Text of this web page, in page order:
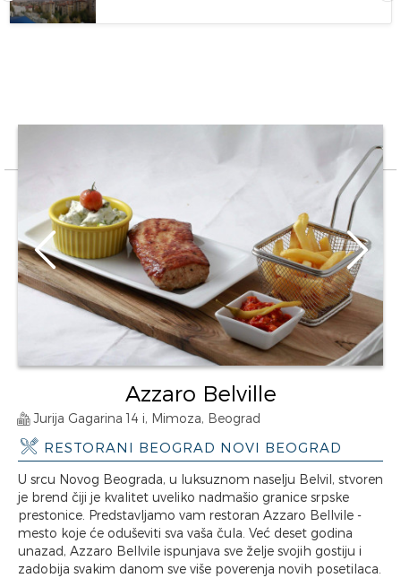
Azzaro Belville
Jurija Gagarina 14 i, Mimoza, Beograd
RESTORANI BEOGRAD NOVI BEOGRAD
U srcu Novog Beograda, u luksuznom naselju Belvil, stvoren
je brend čiji je kvalitet uveliko nadmašio granice srpske
prestonice. Predstavljamo vam restoran Azzaro Bellvile -
mesto koje će oduševiti sva vaša čula. Već deset godina
unazad, Azzaro Bellvile ispunjava sve želje svojih gostiju i
zadobija svakim danom sve više poverenja novih posetilaca.